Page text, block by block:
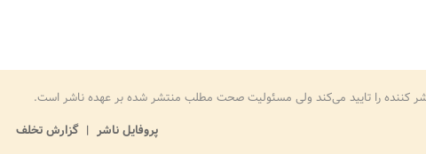
کننده را تایید می‌کند ولی مسئولیت صحت مطلب منتشر شده بر عهده ناشر است.
پروفایل ناشر
گزارش تخلف